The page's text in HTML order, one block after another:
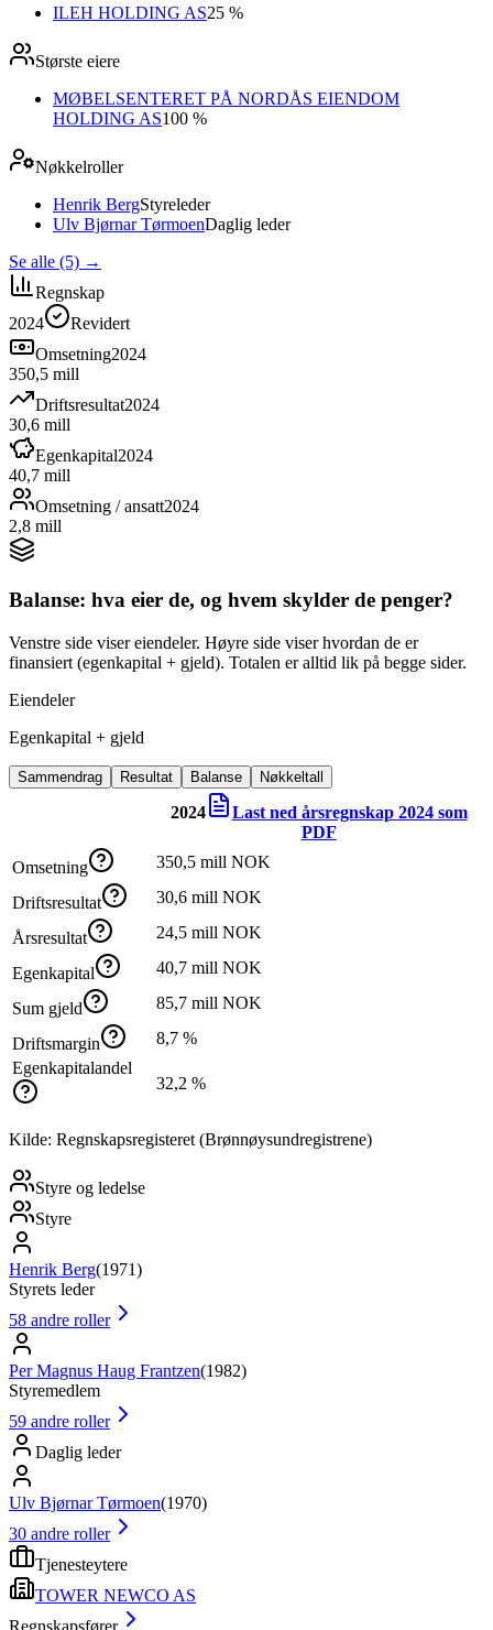
ILEH HOLDING AS25 %
Største eiere
MØBELSENTERET PÅ NORDÅS EIENDOM
HOLDING AS100 %
Nøkkelroller
Henrik BergStyreleder
Ulv Bjørnar TørmoenDaglig leder
Se alle (5) →
Regnskap
2024
Revidert
Omsetning2024
350,5 mill
Driftsresultat2024
30,6 mill
Egenkapital2024
40,7 mill
Omsetning / ansatt2024
2,8 mill
Balanse: hva eier de, og hvem skylder de penger?
Venstre side viser eiendeler. Høyre side viser hvordan de er
finansiert (egenkapital + gjeld). Totalen er alltid lik på begge sider.
Eiendeler
Egenkapital + gjeld
Sammendrag Resultat Balanse Nøkkeltall
2024 Last ned årsregnskap 2024som
PDF
Omsetning
350,5 mill NOK
Driftsresultat 30,6 mill NOK
Årsresultat 24,5 mill NOK
Egenkapital 40,7 mill NOK
Sum gjeld 85,7 mill NOK
Driftsmargin
8,7 %
Egenkapitalandel
32,2 %
Kilde: Regnskapsregisteret (Brønnøysundregistrene)
Styre og ledelse
Styre
Henrik Berg(1971)
Styrets leder
58 andre roller
Per Magnus Haug Frantzen(1982)
Styremedlem
59 andre roller
Daglig leder
Ulv Bjørnar Tørmoen(1970)
30 andre roller
Tjenesteytere
TOWER NEWCO AS
Regnskapsfører